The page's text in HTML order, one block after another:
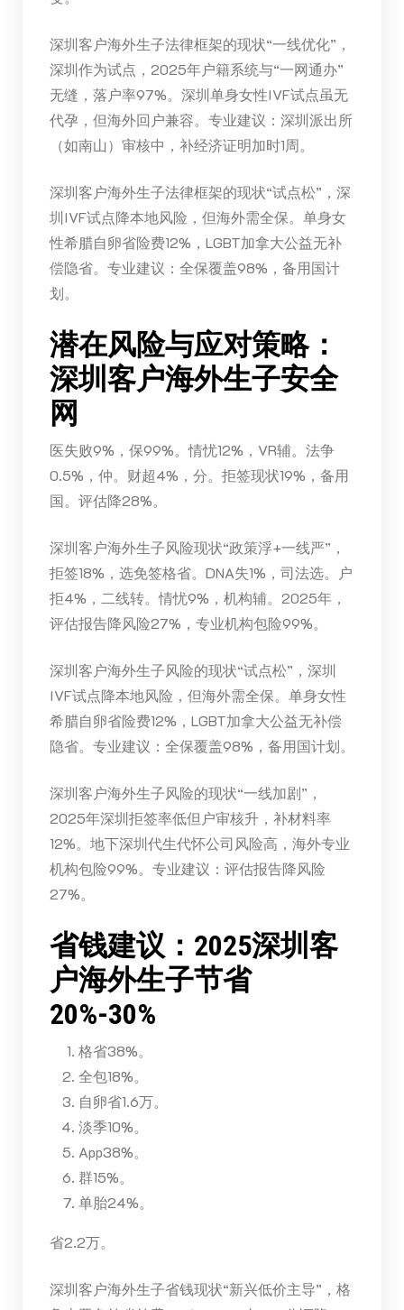
深圳客户海外生子法律框架的现状“一线优化”，
深圳作为试点，2025年户籍系统与“一网通办”
无缝，落户率97%。深圳单身女性IVF试点虽无
代孕，但海外回户兼容。专业建议：深圳派出所
（如南山）审核中，补经济证明加时1周。
深圳客户海外生子法律框架的现状“试点松”，深
圳IVF试点降本地风险，但海外需全保。单身女
性希腊自卵省险费12%，LGBT加拿大公益无补
偿隐省。专业建议：全保覆盖98%，备用国计
划。
潜在风险与应对策略：
深圳客户海外生子安全
网
医失败9%，保99%。情忧12%，VR辅。法争
0.5%，仲。财超4%，分。拒签现状19%，备用
国。评估降28%。
深圳客户海外生子风险现状“政策浮+一线严”，
拒签18%，选免签格省。DNA失1%，司法选。户
拒4%，二线转。情忧9%，机构辅。2025年，
评估报告降风险27%，专业机构包险99%。
深圳客户海外生子风险的现状“试点松”，深圳
IVF试点降本地风险，但海外需全保。单身女性
希腊自卵省险费12%，LGBT加拿大公益无补偿
隐省。专业建议：全保覆盖98%，备用国计划。
深圳客户海外生子风险的现状“一线加剧”，
2025年深圳拒签率低但户审核升，补材料率
12%。地下深圳代生代怀公司风险高，海外专业
机构包险99%。专业建议：评估报告降风险
27%。
省钱建议：2025深圳客
户海外生子节省
20%-30%
格省38%。
全包18%。
自卵省1.6万。
淡季10%。
App38%。
群15%。
单胎24%。
省2.2万。
深圳客户海外生子省钱现状“新兴低价主导”，格